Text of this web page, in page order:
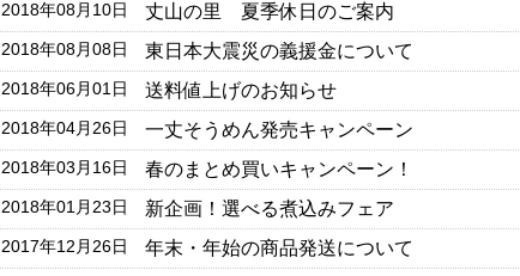
2018年08月10日 丈山の里 夏季休日のご案内
2018年08月08日 東日本大震災の義援金について
2018年06月01日 送料値上げのお知らせ
2018年04月26日 一丈そうめん発売キャンペーン
2018年03月16日 春のまとめ買いキャンペーン！
2018年01月23日 新企画！選べる煮込みフェア
2017年12月26日 年末・年始の商品発送について